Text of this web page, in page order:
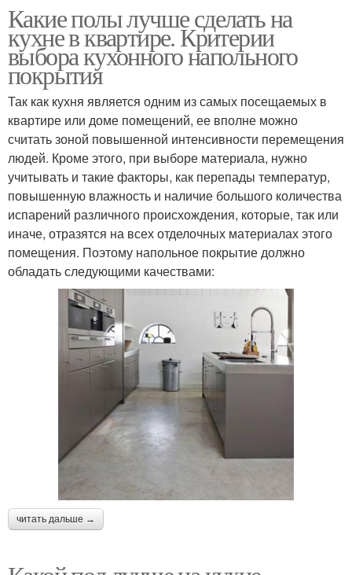
Какие полы лучше сделать на
кухне в квартире. Критерии
выбора кухонного напольного
покрытия
Так как кухня является одним из самых посещаемых в
квартире или доме помещений, ее вполне можно
считать зоной повышенной интенсивности перемещения
людей. Кроме этого, при выборе материала, нужно
учитывать и такие факторы, как перепады температур,
повышенную влажность и наличие большого количества
испарений различного происхождения, которые, так или
иначе, отразятся на всех отделочных материалах этого
помещения. Поэтому напольное покрытие должно
обладать следующими качествами:
читать дальше →